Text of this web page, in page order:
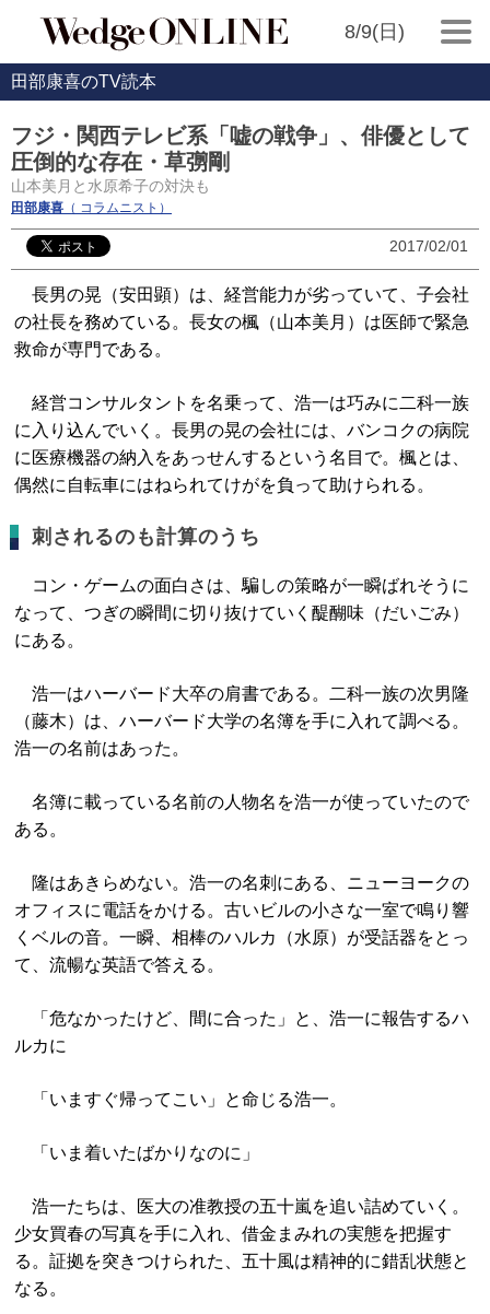
8/9(日)
田部康喜のTV読本
フジ・関西テレビ系「嘘の戦争」、俳優として
圧倒的な存在・草彅剛
山本美月と水原希子の対決も
田部康喜 （ コラムニスト）
2017/02/01
長男の晃（安田顕）は、経営能力が劣っていて、子会社
の社長を務めている。長女の楓（山本美月）は医師で緊急
救命が専門である。
経営コンサルタントを名乗って、浩一は巧みに二科一族
に入り込んでいく。長男の晃の会社には、バンコクの病院
に医療機器の納入をあっせんするという名目で。楓とは、
偶然に自転車にはねられてけがを負って助けられる。
刺されるのも計算のうち
コン・ゲームの面白さは、騙しの策略が一瞬ばれそうに
なって、つぎの瞬間に切り抜けていく醍醐味（だいごみ）
にある。
浩一はハーバード大卒の肩書である。二科一族の次男隆
（藤木）は、ハーバード大学の名簿を手に入れて調べる。
浩一の名前はあった。
名簿に載っている名前の人物名を浩一が使っていたので
ある。
隆はあきらめない。浩一の名刺にある、ニューヨークの
オフィスに電話をかける。古いビルの小さな一室で鳴り響
くベルの音。一瞬、相棒のハルカ（水原）が受話器をとっ
て、流暢な英語で答える。
「危なかったけど、間に合った」と、浩一に報告するハ
ルカに
「いますぐ帰ってこい」と命じる浩一。
「いま着いたばかりなのに」
浩一たちは、医大の准教授の五十嵐を追い詰めていく。
少女買春の写真を手に入れ、借金まみれの実態を把握す
る。証拠を突きつけられた、五十風は精神的に錯乱状態と
なる。